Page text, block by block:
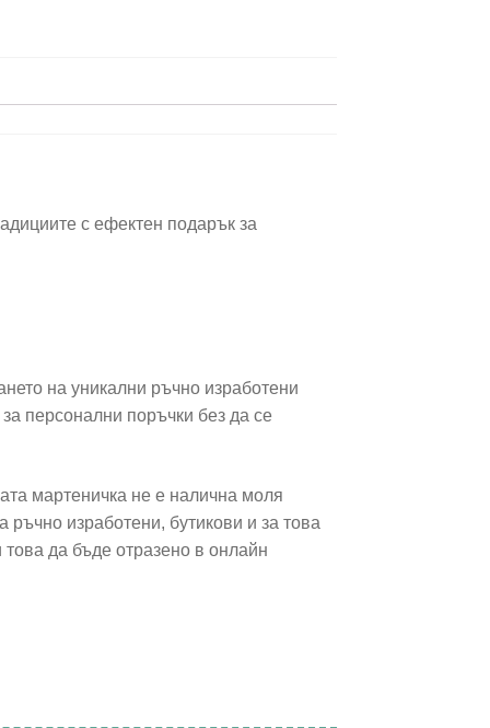
с ефектен подарък за
на уникални ръчно изработени
персонални поръчки без да се
мартеничка не е налична моля
изработени, бутикови и за това
да бъде отразено в онлайн